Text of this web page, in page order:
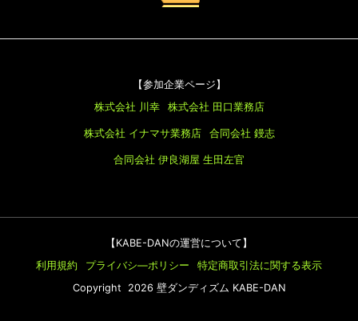
【参加企業ページ】
株式会社 川幸
株式会社 田口業務店
株式会社 イナマサ業務店 合同会社 鏝志
合同会社 伊良湖屋 生田左官
【KABE-DANの運営について】
利用規約
プライバシ―ポリシー
特定商取引法に関する表示
Copyright 2026 壁ダンディズム KABE-DAN